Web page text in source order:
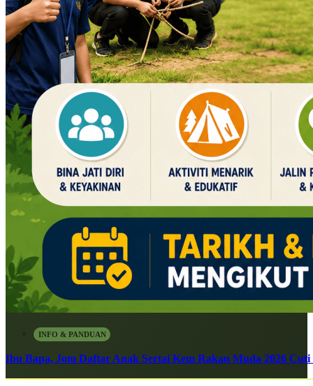
INFO & PANDUAN
Ibu Bapa, Jom Daftar Anak Sertai Kem Rakan Muda 2026